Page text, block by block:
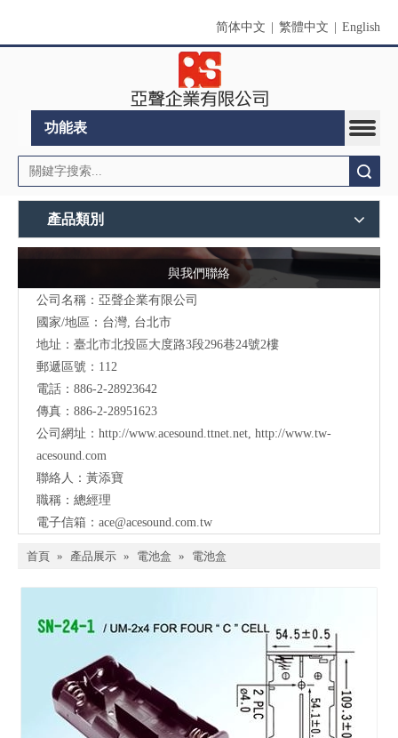
简体中文 繁體中文 English
功能表
產品類別
與我們聯絡
公司名稱：亞聲企業有限公司
國家/地區：台灣, 台北市
地址： 臺北市北投區大度路3段296巷24號2樓
郵遞區號：112
電話：886-2-28923642
傳真：886-2-28951623
公司網址： http://www.acesound.ttnet.net http://www.tw-
acesound.com
聯絡人：黃添寶
職稱：總經理
電子信箱： ace@acesound.com.tw
首頁 » 產品展示 » 電池盒 » 電池盒